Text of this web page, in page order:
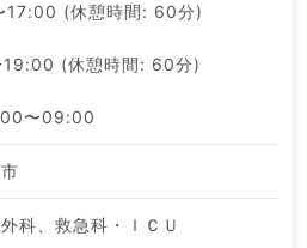
(休憩時間: 60分)
(休憩時間: 60分)
〜09:00
科、救急科・ＩＣＵ